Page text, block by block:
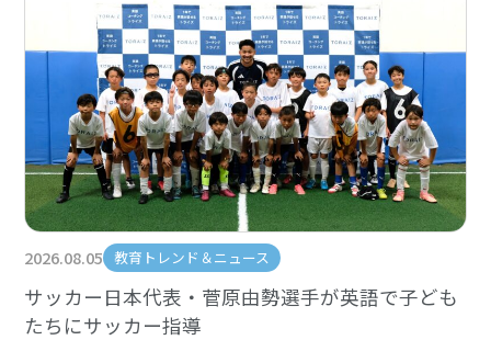
2026.08.05 教育トレンド＆ニュース
サッカー日本代表・菅原由勢選手が英語で子ども
たちにサッカー指導